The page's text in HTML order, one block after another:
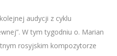
audycji z cyklu
W tym tygodniu o. Marian
rosyjskim kompozytorze